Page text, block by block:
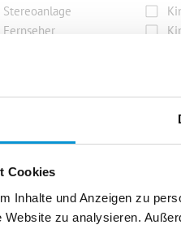
Cookies
Inhalte und Anzeigen zu
Website zu analysieren.
Stereoanlage
Fernseher
Garage
Kinderspielplatz
Abstellraum